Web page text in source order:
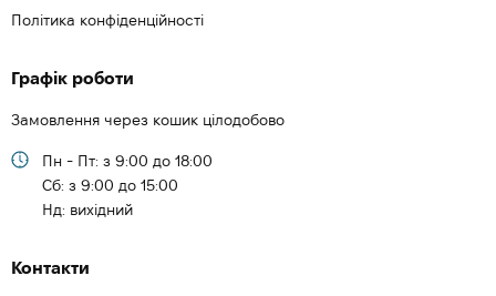
Політика конфіденційності
Графік роботи
Замовлення через кошик цілодобово
Пн - Пт: з 9:00 до 18:00
Cб: з 9:00 до 15:00
Нд: вихідний
Контакти